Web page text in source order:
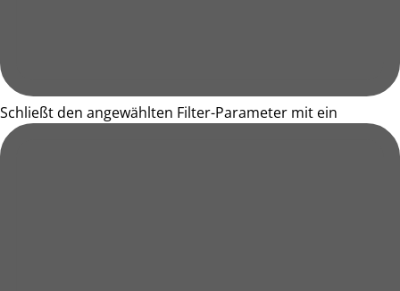
Schließt den angewählten Filter-Parameter mit ein